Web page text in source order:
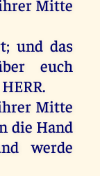
Mitte
; und das
euch
HERR.
Mitte
die Hand
werde